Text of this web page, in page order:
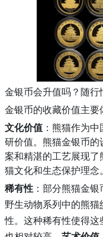
金银币会升值吗？ 随行
金银币的收藏价值主要
文化价值 ：熊猫作为
研价值。熊猫金银币
案和精湛的工艺展现
猫文化和生态保护理念。
稀有性 ：部分熊猫金
野生动物系列中的熊猫
性。这种稀有性使得